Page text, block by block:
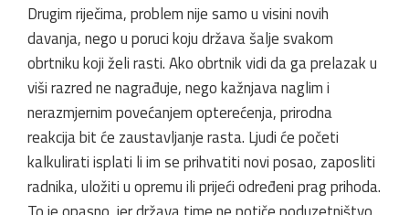
Drugim riječima, problem nije samo u visini novih
davanja, nego u poruci koju država šalje svakom
obrtniku koji želi rasti. Ako obrtnik vidi da ga prelazak u
viši razred ne nagrađuje, nego kažnjava naglim i
nerazmjernim povećanjem opterećenja, prirodna
reakcija bit će zaustavljanje rasta. Ljudi će početi
kalkulirati isplati li im se prihvatiti novi posao, zaposliti
radnika, uložiti u opremu ili prijeći određeni prag prihoda.